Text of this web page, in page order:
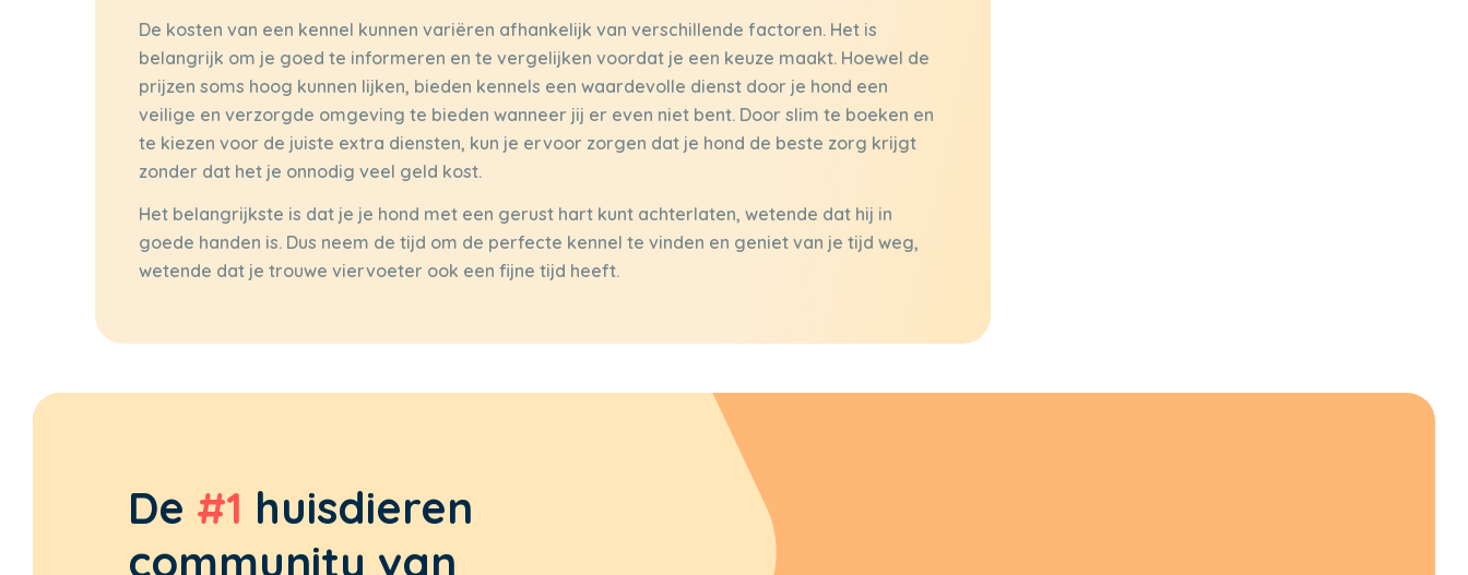
De kosten van een kennel kunnen variëren afhankelijk van verschillende factoren. Het is
belangrijk om je goed te informeren en te vergelijken voordat je een keuze maakt. Hoewel de
prijzen soms hoog kunnen lijken, bieden kennels een waardevolle dienst door je hond een
veilige en verzorgde omgeving te bieden wanneer jij er even niet bent. Door slim te boeken en
te kiezen voor de juiste extra diensten, kun je ervoor zorgen dat je hond de beste zorg krijgt
zonder dat het je onnodig veel geld kost.
Het belangrijkste is dat je je hond met een gerust hart kunt achterlaten, wetende dat hij in
goede handen is. Dus neem de tijd om de perfecte kennel te vinden en geniet van je tijd weg,
wetende dat je trouwe viervoeter ook een fijne tijd heeft.
De #1 huisdieren
community van